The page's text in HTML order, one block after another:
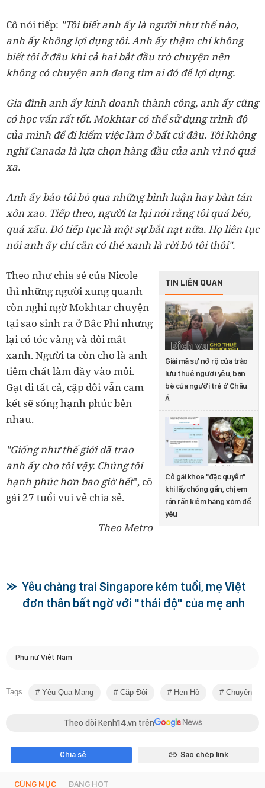
Cô nói tiếp: "Tôi biết anh ấy là người như thế nào,
anh ấy không lợi dụng tôi. Anh ấy thậm chí không
biết tôi ở đâu khi cả hai bắt đầu trò chuyện nên
không có chuyện anh đang tìm ai đó để lợi dụng.
Gia đình anh ấy kinh doanh thành công, anh ấy cũng
có học vấn rất tốt. Mokhtar có thể sử dụng trình độ
của mình để đi kiếm việc làm ở bất cứ đâu. Tôi không
nghĩ Canada là lựa chọn hàng đầu của anh vì nó quá
xa.
Anh ấy bảo tôi bỏ qua những bình luận hay bàn tán
xôn xao. Tiếp theo, người ta lại nói rằng tôi quá béo,
quá xấu. Đó tiếp tục là một sự bắt nạt nữa. Họ liên tục
nói anh ấy chỉ cần có thẻ xanh là rời bỏ tôi thôi".
TIN LIÊN QUAN
Giải mã sự nở rộ của trào
lưu thuê người yêu, bạn
bè của người trẻ ở Châu
Á
Cô gái khoe "đặc quyền"
khi lấy chồng gần, chị em
rần rần kiếm hàng xóm để
yêu
Theo như chia sẻ của Nicole
thì những người xung quanh
còn nghi ngờ Mokhtar chuyện
tại sao sinh ra ở Bắc Phi nhưng
lại có tóc vàng và đôi mắt
xanh. Người ta còn cho là anh
tiêm chất làm đầy vào môi.
Gạt đi tất cả, cặp đôi vẫn cam
kết sẽ sống hạnh phúc bên
nhau.
"Giống như thế giới đã trao
anh ấy cho tôi vậy. Chúng tôi
hạnh phúc hơn bao giờ hết", cô
gái 27 tuổi vui vẻ chia sẻ.
Theo Metro
Yêu chàng trai Singapore kém tuổi, mẹ Việt
đơn thân bất ngờ với "thái độ" của mẹ anh
Phụ nữ Việt Nam
Tags Yêu Qua Mạng Cặp Đôi Hẹn Hò Chuyện
Theo dõi Kenh14.vn trên
Chia sẻ Sao chép link
CÙNG MỤC ĐANG HOT